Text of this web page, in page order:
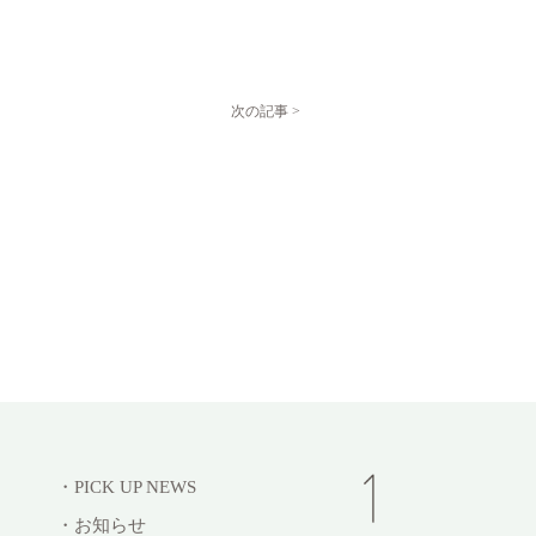
次の記事 >
・PICK UP NEWS
・お知らせ